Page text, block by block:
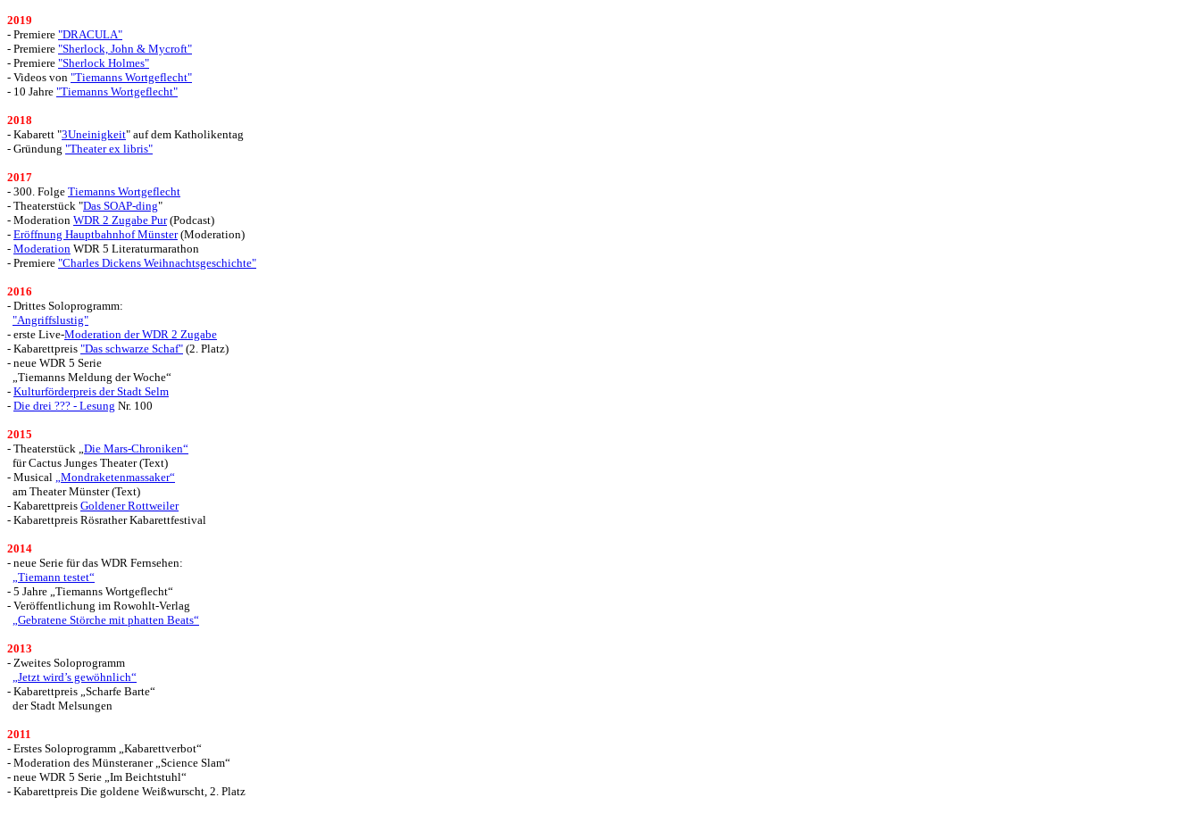
2019
- Premiere "DRACULA"
- Premiere "Sherlock, John & Mycroft"
- Premiere "Sherlock Holmes"
- Videos von "Tiemanns Wortgeflecht"
- 10 Jahre "Tiemanns Wortgeflecht"
2018
- Kabarett "3Uneinigkeit" auf dem Katholikentag
- Gründung "Theater ex libris"
2017
- 300. Folge Tiemanns Wortgeflecht
- Theaterstück "Das SOAP-ding"
- Moderation WDR 2 Zugabe Pur(Podcast)
- Eröffnung Hauptbahnhof Münster(Moderation)
- Moderation WDR 5 Literaturmarathon
- Premiere "Charles Dickens Weihnachtsgeschichte"
2016
- Drittes Soloprogramm:
"Angriffslustig"
- erste Live-Moderation der WDR 2 Zugabe
- Kabarettpreis "Das schwarze Schaf" (2. Platz)
- neue WDR 5 Serie
„Tiemanns Meldung der Woche“
- Kulturförderpreis der Stadt Selm
- Die drei ??? - Lesung Nr. 100
2015
- Theaterstück „Die Mars-Chroniken“
für Cactus Junges Theater (Text)
- Musical „Mondraketenmassaker“
am Theater Münster (Text)
- Kabarettpreis Goldener Rottweiler
- Kabarettpreis Rösrather Kabarettfestival
2014
- neue Serie für das WDR Fernsehen:
„Tiemann testet“
- 5 Jahre „Tiemanns Wortgeflecht“
- Veröffentlichung im Rowohlt-Verlag
„Gebratene Störche mit phatten Beats“
2013
- Zweites Soloprogramm
„Jetzt wird’s gewöhnlich“
- Kabarettpreis „Scharfe Barte“
der Stadt Melsungen
2011
- Erstes Soloprogramm „Kabarettverbot“
- Moderation des Münsteraner „Science Slam“
- neue WDR 5 Serie „Im Beichtstuhl“
- Kabarettpreis Die goldene Weißwurscht, 2. Platz